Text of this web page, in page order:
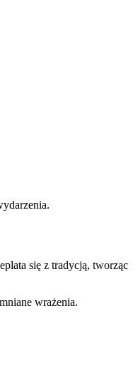
się z tradycją, tworząc
wrażenia.